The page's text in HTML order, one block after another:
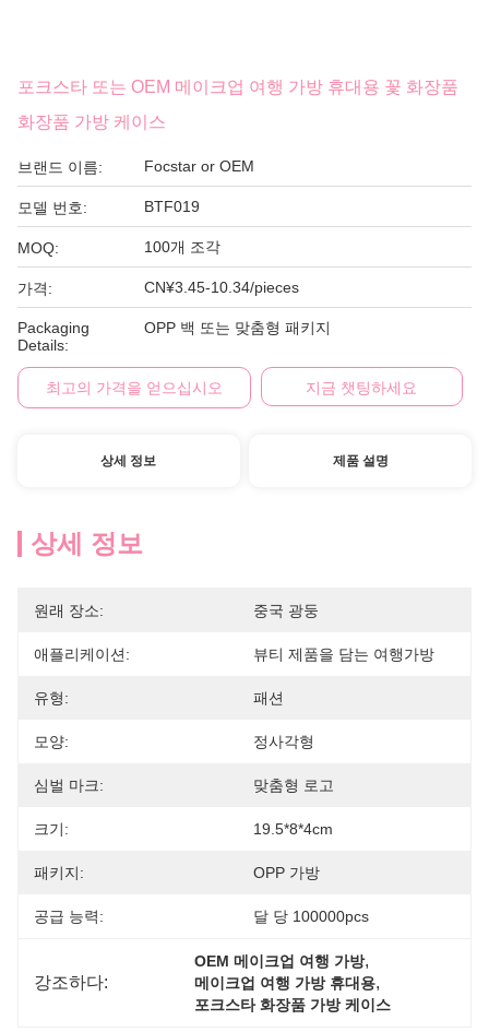
포크스타 또는 OEM 메이크업 여행 가방 휴대용 꽃 화장품
화장품 가방 케이스
브랜드 이름: Focstar or OEM
모델 번호: BTF019
MOQ: 100개 조각
가격: CN¥3.45-10.34/pieces
Packaging
Details:
OPP 백 또는 맞춤형 패키지
최고의 가격을 얻으십시오 지금 챗팅하세요
상세 정보 제품 설명
상세 정보
원래 장소: 중국 광둥
애플리케이션: 뷰티 제품을 담는 여행가방
유형: 패션
모양: 정사각형
심벌 마크: 맞춤형 로고
크기: 19.5*8*4cm
패키지: OPP 가방
공급 능력: 달 당 100000pcs
강조하다:
OEM 메이크업 여행 가방,
메이크업 여행 가방 휴대용,
포크스타 화장품 가방 케이스